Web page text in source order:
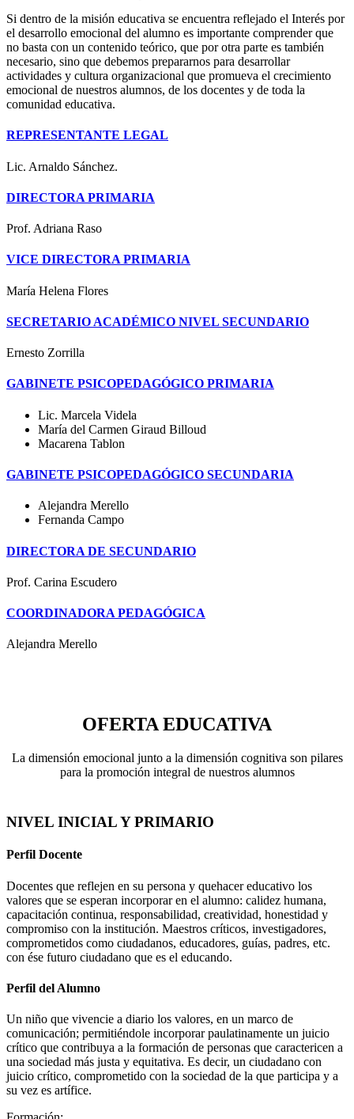
Si dentro de la misión educativa se encuentra reflejado el Interés por
el desarrollo emocional del alumno es importante comprender que
no basta con un contenido teórico, que por otra parte es también
necesario, sino que debemos prepararnos para desarrollar
actividades y cultura organizacional que promueva el crecimiento
emocional de nuestros alumnos, de los docentes y de toda la
comunidad educativa.
REPRESENTANTE LEGAL
Lic. Arnaldo Sánchez.
DIRECTORA PRIMARIA
Prof. Adriana Raso
VICE DIRECTORA PRIMARIA
María Helena Flores
SECRETARIO ACADÉMICO NIVEL SECUNDARIO
Ernesto Zorrilla
GABINETE PSICOPEDAGÓGICO PRIMARIA
Lic. Marcela Videla
María del Carmen Giraud Billoud
Macarena Tablon
GABINETE PSICOPEDAGÓGICO SECUNDARIA
Alejandra Merello
Fernanda Campo
DIRECTORA DE SECUNDARIO
Prof. Carina Escudero
COORDINADORA PEDAGÓGICA
Alejandra Merello
OFERTA EDUCATIVA
La dimensión emocional junto a la dimensión cognitiva son pilares
para la promoción integral de nuestros alumnos
NIVEL INICIAL Y PRIMARIO
Perfil Docente
Docentes que reflejen en su persona y quehacer educativo los
valores que se esperan incorporar en el alumno: calidez humana,
capacitación continua, responsabilidad, creatividad, honestidad y
compromiso con la institución. Maestros críticos, investigadores,
comprometidos como ciudadanos, educadores, guías, padres, etc.
con ése futuro ciudadano que es el educando.
Perfil del Alumno
Un niño que vivencie a diario los valores, en un marco de
comunicación; permitiéndole incorporar paulatinamente un juicio
crítico que contribuya a la formación de personas que caractericen a
una sociedad más justa y equitativa. Es decir, un ciudadano con
juicio crítico, comprometido con la sociedad de la que participa y a
su vez es artífice.